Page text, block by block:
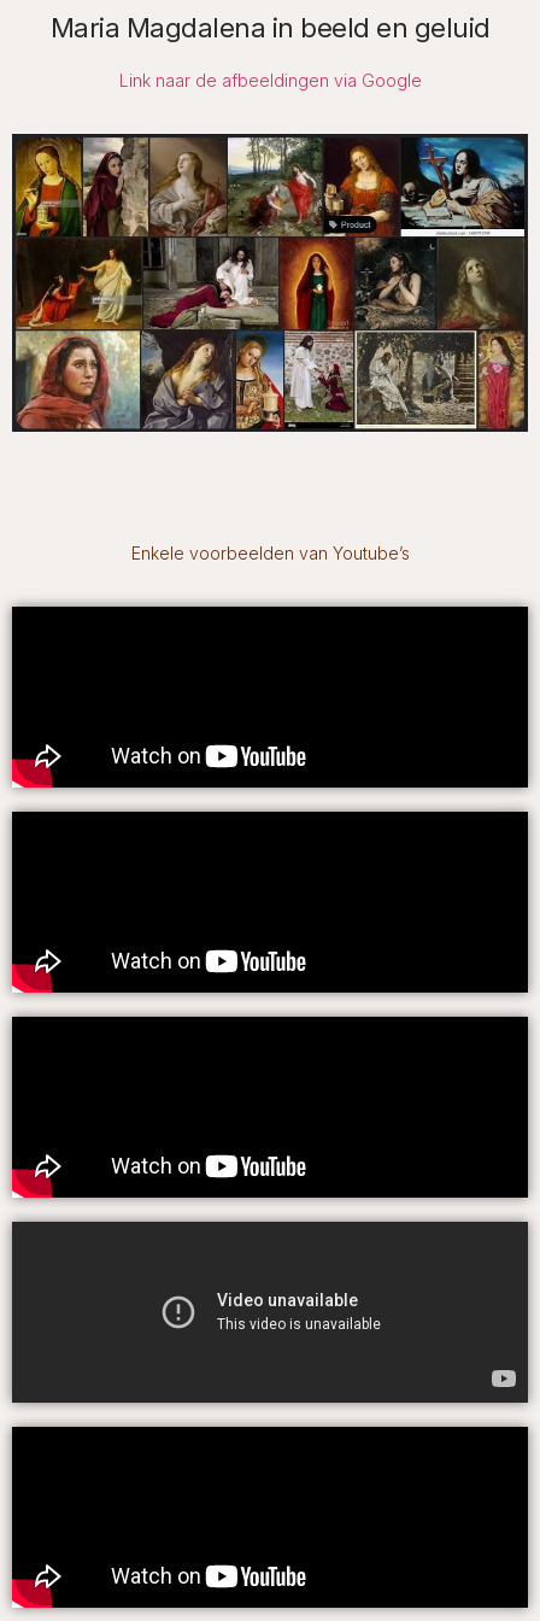
Maria Magdalena in beeld en geluid
Link naar de afbeeldingen via Google
Enkele voorbeelden van Youtube’s